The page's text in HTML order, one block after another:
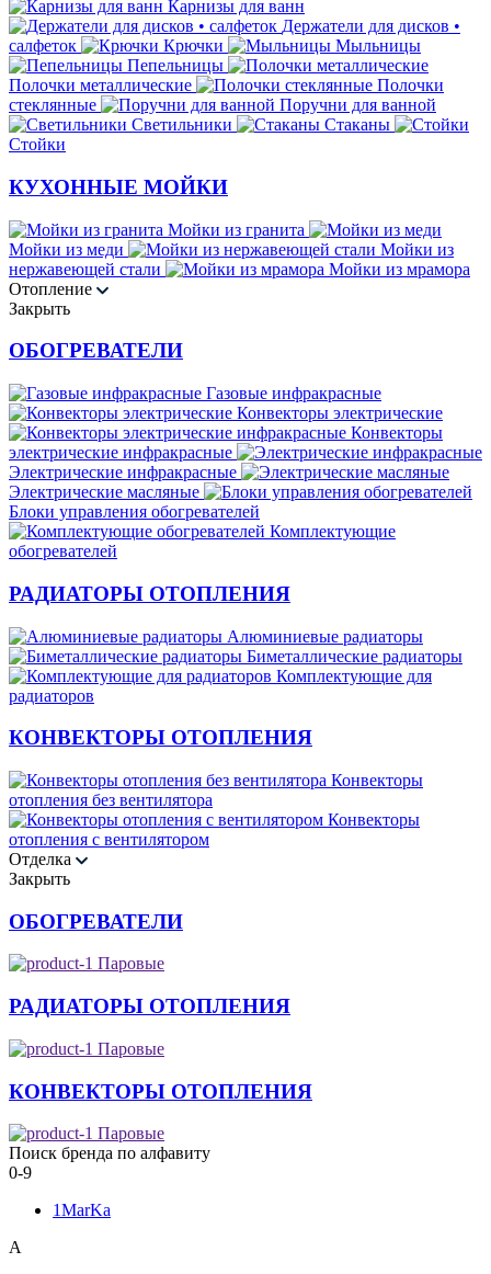
Карнизы для ванн
Держатели для дисков •
салфеток
Крючки
Мыльницы
Пепельницы
Полочки металлические
Полочки
стеклянные
Поручни для ванной
Светильники
Стаканы
Стойки
КУХОННЫЕ МОЙКИ
Мойки из гранита
Мойки из меди
Мойки из
нержавеющей стали
Мойки из мрамора
Отопление
Закрыть
ОБОГРЕВАТЕЛИ
Газовые инфракрасные
Конвекторы электрические
Конвекторы
электрические инфракрасные
Электрические инфракрасные
Электрические масляные
Блоки управления обогревателей
Комплектующие
обогревателей
РАДИАТОРЫ ОТОПЛЕНИЯ
Алюминиевые радиаторы
Биметаллические радиаторы
Комплектующие для
радиаторов
КОНВЕКТОРЫ ОТОПЛЕНИЯ
Конвекторы
отопления без вентилятора
Конвекторы
отопления с вентилятором
Отделка
Закрыть
ОБОГРЕВАТЕЛИ
Паровые
РАДИАТОРЫ ОТОПЛЕНИЯ
Паровые
КОНВЕКТОРЫ ОТОПЛЕНИЯ
Паровые
Поиск бренда по алфавиту
0-9
1MarKa
A